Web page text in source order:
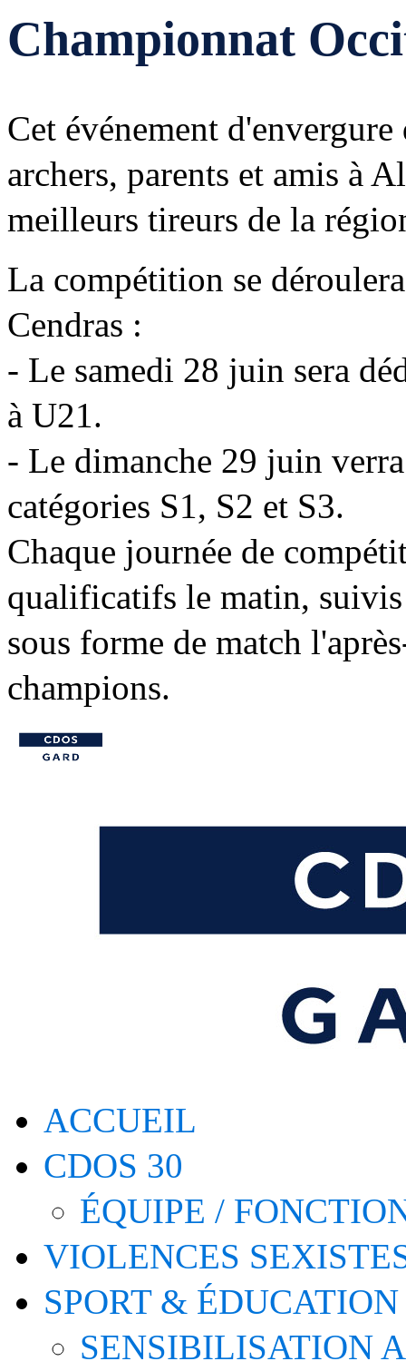
Championnat
Cet événement
archers, parents et amis à
meilleurs tireurs de la
La compétition se
Cendras :
- Le samedi 28 juin sera
à U21.
- Le dimanche 29 juin
catégories S1, S2 et S3.
Chaque journée de
qualificatifs le matin, suivis
sous forme de match
champions.
ACCUEIL
CDOS 30
ÉQUIPE /
VIOLENCES
SPORT &
SENSIBILISATION